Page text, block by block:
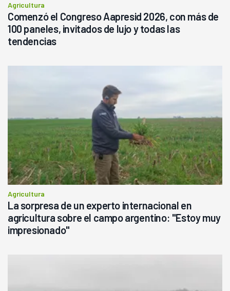
Agricultura
Comenzó el Congreso Aapresid 2026, con más de
100 paneles, invitados de lujo y todas las
tendencias
Agricultura
La sorpresa de un experto internacional en
agricultura sobre el campo argentino: "Estoy muy
impresionado"